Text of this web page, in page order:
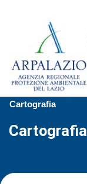
Cartografia
Cartografia